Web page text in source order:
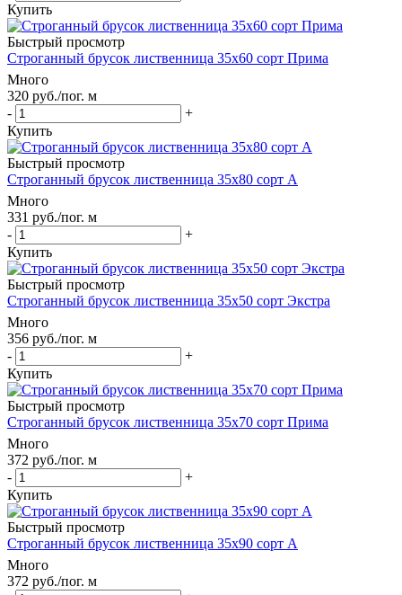
Купить
Быстрый просмотр
Строганный брусок лиственница 35х60 сорт Прима
Много
320 руб./пог. м
-
+
Купить
Быстрый просмотр
Строганный брусок лиственница 35х80 сорт А
Много
331 руб./пог. м
-
+
Купить
Быстрый просмотр
Строганный брусок лиственница 35х50 сорт Экстра
Много
356 руб./пог. м
-
+
Купить
Быстрый просмотр
Строганный брусок лиственница 35х70 сорт Прима
Много
372 руб./пог. м
-
+
Купить
Быстрый просмотр
Строганный брусок лиственница 35х90 сорт А
Много
372 руб./пог. м